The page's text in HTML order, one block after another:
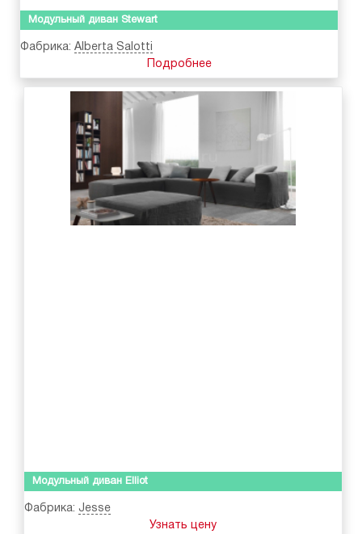
Модульный диван Stewart
Фабрика: Alberta Salotti
Подробнее
Модульный диван Elliot
Фабрика: Jesse
Узнать цену